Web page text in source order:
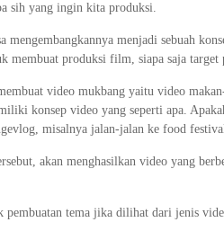
sih yang ingin kita produksi.
menjadi sebuah
membuat produksi film, siapa saja target
video mukbang yaitu video
konsep video yang seperti apa.
misalnya jalan-jalan ke food
akan menghasilkan video yang
pembuatan tema jika dilihat dari jenis